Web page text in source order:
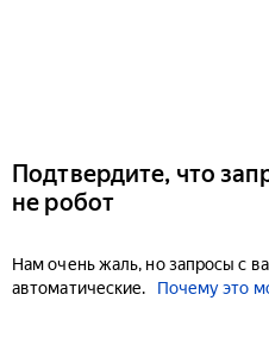
Подтвердите, что
не робот
Нам очень жаль, но запросы с
автоматические.
Почему это